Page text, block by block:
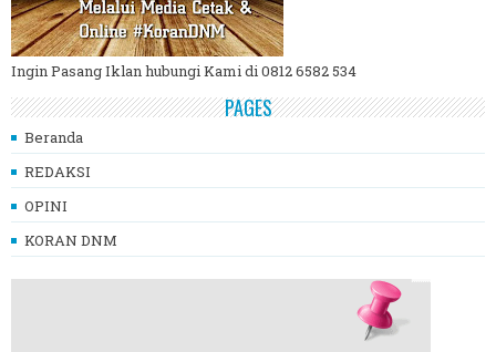
Ingin Pasang Iklan hubungi Kami di 0812 6582 534
PAGES
Beranda
REDAKSI
OPINI
KORAN DNM